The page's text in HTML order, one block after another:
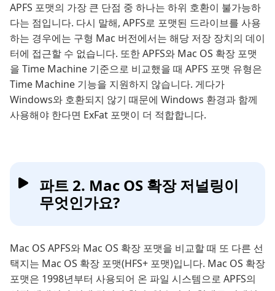
APFS 포맷의 가장 큰 단점 중 하나는 하위 호환이 불가능하
다는 점입니다. 다시 말해, APFS로 포맷된 드라이브를 사용
하는 경우에는 구형 Mac 버전에서는 해당 저장 장치의 데이
터에 접근할 수 없습니다. 또한 APFS와 Mac OS 확장 포맷
을 Time Machine 기준으로 비교했을 때 APFS 포맷 유형은
Time Machine 기능을 지원하지 않습니다. 게다가
Windows와 호환되지 않기 때문에 Windows 환경과 함께
사용해야 한다면 ExFat 포맷이 더 적합합니다.
파트 2. Mac OS 확장 저널링이
무엇인가요?
Mac OS APFS와 Mac OS 확장 포맷을 비교할 때 또 다른 선
택지는 Mac OS 확장 포맷(HFS+ 포맷)입니다. Mac OS 확장
포맷은 1998년부터 사용되어 온 파일 시스템으로 APFS의